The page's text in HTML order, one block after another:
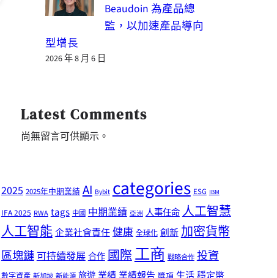
Beaudoin 為產品總
監，以加速產品導向
型增長
2026 年 8 月 6 日
Latest Comments
尚無留言可供顯示。
2025 2025年中期業績 AI Bybit categories ESG IBM
IFA 2025 RWA tags 中國 中期業績 亞洲 人事任命人工智慧
人工智能企業社會責任健康 全球化 創新 加密貨幣
區塊鏈可持續發展合作國際工商 戰略合作 投資